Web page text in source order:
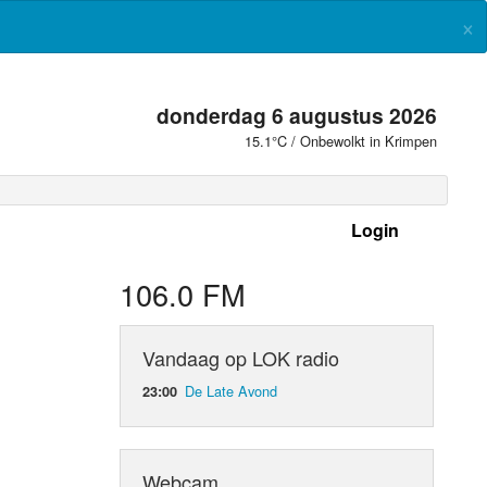
×
donderdag 6 augustus 2026
15.1°C / Onbewolkt in Krimpen
Login
106.0 FM
Vandaag op LOK radio
23:00 De Late Avond
Webcam